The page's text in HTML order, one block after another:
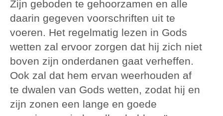
Zijn geboden te gehoorzamen en alle
daarin gegeven voorschriften uit te
voeren. Het regelmatig lezen in Gods
wetten zal ervoor zorgen dat hij zich niet
boven zijn onderdanen gaat verheffen.
Ook zal dat hem ervan weerhouden af
te dwalen van Gods wetten, zodat hij en
zijn zonen een lange en goede